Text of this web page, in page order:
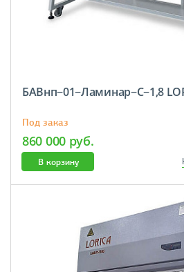
БАВнп−01−Ламинар−C−1,8
Под заказ
860 000 руб.
В корзину